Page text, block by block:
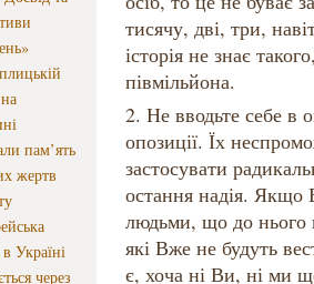
пам’ять
жертв
Україні
через
тисячу, дві, три,
історія не знає
півмільйона.
2. Не вводьте себе в
опозиції. Їх
застосувати
остання надія. Якщо
людьми, що до нього
які Вже не будуть
є, хоча ні Ви, ні ми